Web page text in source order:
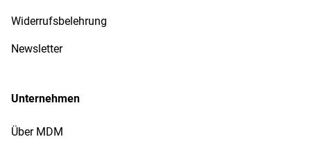
Widerrufsbelehrung
Newsletter
Unternehmen
Über MDM